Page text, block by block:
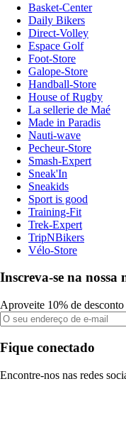
Basket-Center
Daily Bikers
Direct-Volley
Espace Golf
Foot-Store
Galope-Store
Handball-Store
House of Rugby
La sellerie de Maé
Made in Paradis
Nauti-wave
Pecheur-Store
Smash-Expert
Sneak'In
Sneakids
Sport is good
Training-Fit
Trek-Expert
TripNBikers
Vélo-Store
Inscreva-se na nossa
Aproveite 10% de
Fique conectado
Encontre-nos nas redes